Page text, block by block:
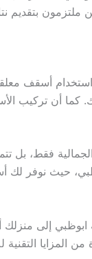
ملتزمون
أسقف
كما أن تركيب
فقط، بل
حيث نوفر لك
إلى منزلك
المزايا التقنية